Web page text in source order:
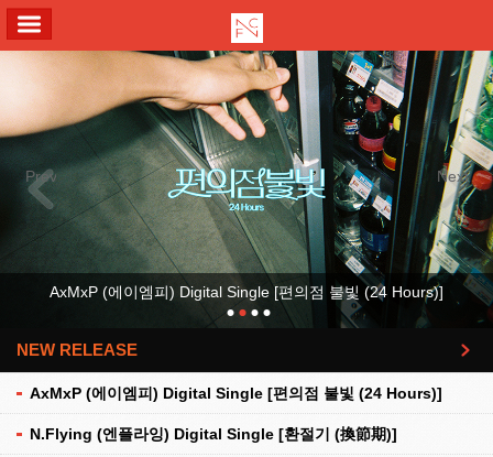
Previous Next
AxMxP (에이엠피) Digital Single [편의점 불빛 (24 Hours)]
NEW RELEASE
AxMxP (에이엠피) Digital Single [편의점 불빛 (24 Hours)]
N.Flying (엔플라잉) Digital Single [환절기 (換節期)]
더보기